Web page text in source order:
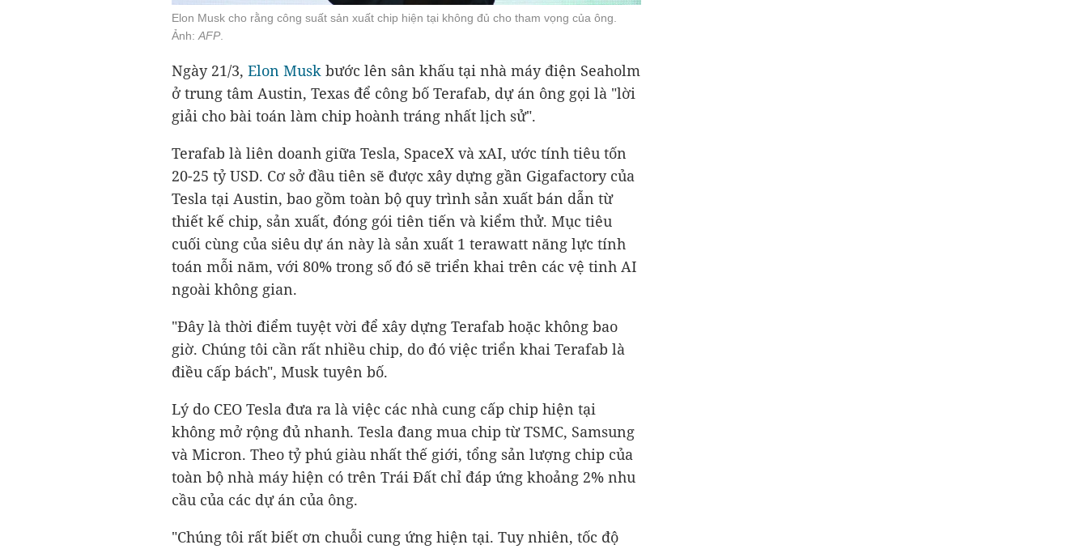
Elon Musk cho rằng công suất sản xuất chip hiện tại không đủ cho tham vọng của ông.
Ảnh: AFP
Ngày 21/3, Elon Musk bước lên sân khấu tại nhà máy điện Seaholm
ở trung tâm Austin, Texas để công bố Terafab, dự án ông gọi là "lời
giải cho bài toán làm chip hoành tráng nhất lịch sử".
Terafab là liên doanh giữa Tesla, SpaceX và xAI, ước tính tiêu tốn
20-25 tỷ USD. Cơ sở đầu tiên sẽ được xây dựng gần Gigafactory của
Tesla tại Austin, bao gồm toàn bộ quy trình sản xuất bán dẫn từ
thiết kế chip, sản xuất, đóng gói tiên tiến và kiểm thử. Mục tiêu
cuối cùng của siêu dự án này là sản xuất 1 terawatt năng lực tính
toán mỗi năm, với 80% trong số đó sẽ triển khai trên các vệ tinh AI
ngoài không gian.
"Đây là thời điểm tuyệt vời để xây dựng Terafab hoặc không bao
giờ. Chúng tôi cần rất nhiều chip, do đó việc triển khai Terafab là
điều cấp bách", Musk tuyên bố.
Lý do CEO Tesla đưa ra là việc các nhà cung cấp chip hiện tại
không mở rộng đủ nhanh. Tesla đang mua chip từ TSMC, Samsung
và Micron. Theo tỷ phú giàu nhất thế giới, tổng sản lượng chip của
toàn bộ nhà máy hiện có trên Trái Đất chỉ đáp ứng khoảng 2% nhu
cầu của các dự án của ông.
"Chúng tôi rất biết ơn chuỗi cung ứng hiện tại. Tuy nhiên, tốc độ